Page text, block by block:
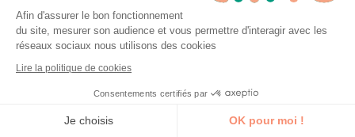
E-mail
Afin d'assurer le bon fonctionnement
du site, mesurer son audience et vous permettre d'interagir avec les
réseaux sociaux nous utilisons des cookies
Lire la politique de cookies
Consentements certifiés par
Je choisis OK pour moi !